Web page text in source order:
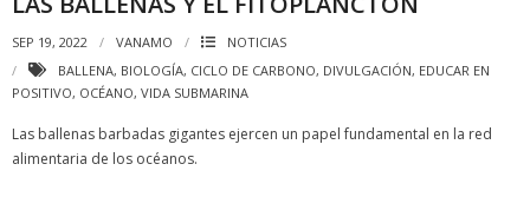
SEP 19, 2022 VANAMO
NOTICIAS
BALLENA, BIOLOGÍA, CICLO DE CARBONO, DIVULGACIÓN, EDUCAR EN
POSITIVO, OCÉANO, VIDA SUBMARINA
Las ballenas barbadas gigantes ejercen un papel fundamental en la red
alimentaria de los océanos.